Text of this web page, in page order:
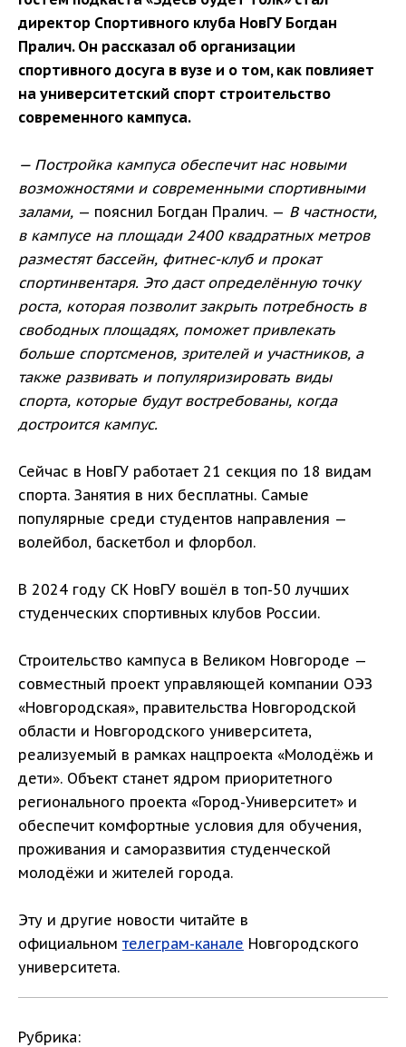
директор Спортивного клуба НовГУ Богдан
Пралич. Он рассказал об организации
спортивного досуга в вузе и о том, как повлияет
на университетский спорт строительство
современного кампуса.
— Постройка кампуса обеспечит нас новыми
возможностями и современными спортивными
залами, — пояснил Богдан Пралич. — В частности,
в кампусе на площади 2400 квадратных метров
разместят бассейн, фитнес-клуб и прокат
спортинвентаря. Это даст определённую точку
роста, которая позволит закрыть потребность в
свободных площадях, поможет привлекать
больше спортсменов, зрителей и участников, а
также развивать и популяризировать виды
спорта, которые будут востребованы, когда
достроится кампус.
Сейчас в НовГУ работает 21 секция по 18 видам
спорта. Занятия в них бесплатны. Самые
популярные среди студентов направления —
волейбол, баскетбол и флорбол.
В 2024 году СК НовГУ вошёл в топ-50 лучших
студенческих спортивных клубов России.
Строительство кампуса в Великом Новгороде —
совместный проект управляющей компании ОЭЗ
«Новгородская», правительства Новгородской
области и Новгородского университета,
реализуемый в рамках нацпроекта «Молодёжь и
дети». Объект станет ядром приоритетного
регионального проекта «Город-Университет» и
обеспечит комфортные условия для обучения,
проживания и саморазвития студенческой
молодёжи и жителей города.
Эту и другие новости читайте в
официальном телеграм-канале Новгородского
университета.
Рубрика: